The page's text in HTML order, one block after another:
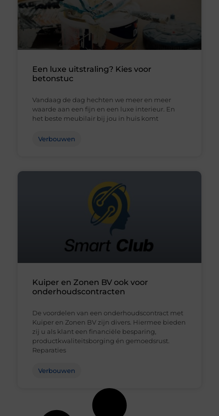
Een luxe uitstraling? Kies voor
betonstuc
Vandaag de dag hechten we meer en meer
waarde aan een fijn en een luxe interieur. En
het beste meubilair bij jou in huis komt
Verbouwen
Kuiper en Zonen BV ook voor
onderhoudscontracten
De voordelen van een onderhoudscontract met
Kuiper en Zonen BV zijn divers. Hiermee bieden
zij u als klant een financiële besparing,
productkwaliteitsborging én gemoedsrust.
Reparaties
Verbouwen